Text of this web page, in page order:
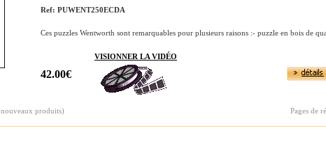
Ref: PUWENT250ECDA
Ces puzzles Wentworth sont remarquables pour plusieurs raisons :- puzzle en bois de
42.00€
VISIONNER LA VIDÉO
nouveaux produits) Pages de